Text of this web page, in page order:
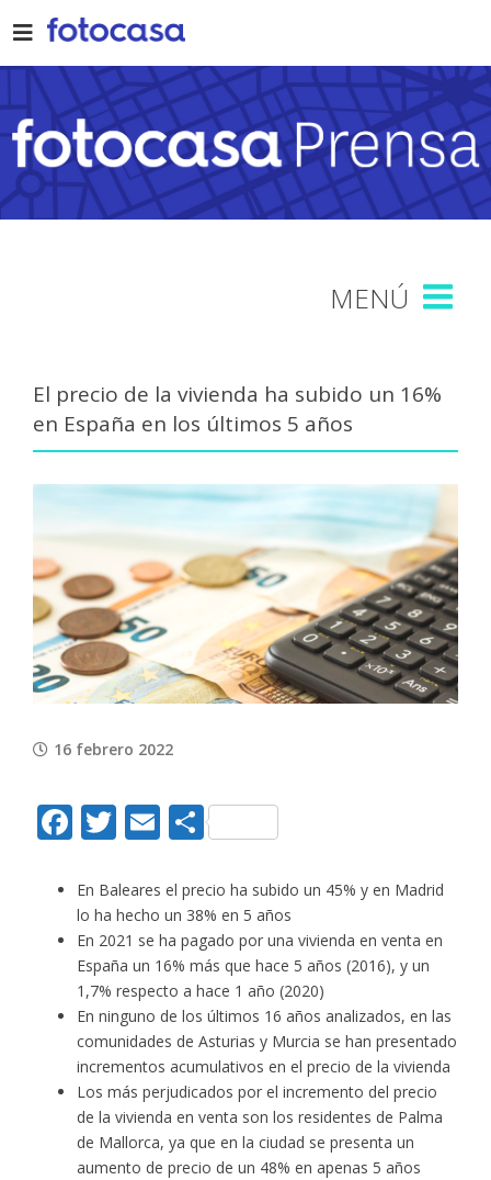
to
content
El precio de la vivienda ha subido un 16%
en España en los últimos 5 años
16 febrero 2022
Facebook
Twitter
EmailCompartir
En Baleares el precio ha subido un 45% y en Madrid
lo ha hecho un 38% en 5 años
En 2021 se ha pagado por una vivienda en venta en
España un 16% más que hace 5 años (2016), y un
1,7% respecto a hace 1 año (2020)
En ninguno de los últimos 16 años analizados, en las
comunidades de Asturias y Murcia se han presentado
incrementos acumulativos en el precio de la vivienda
Los más perjudicados por el incremento del precio
de la vivienda en venta son los residentes de Palma
de Mallorca, ya que en la ciudad se presenta un
aumento de precio de un 48% en apenas 5 años